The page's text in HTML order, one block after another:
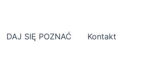
DAJ SIĘ POZNAĆ Kontakt